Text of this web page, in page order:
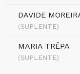
DAVIDE
(SUPLENTE)
MARIA TRÊPA
(SUPLENTE)